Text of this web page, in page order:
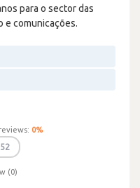
para o sector das
e comunicações.
0%
52
(0)